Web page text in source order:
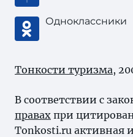
Одноклассники
Тонкости туризма,
В соответствии с
правах при
Tonkosti.ru активная